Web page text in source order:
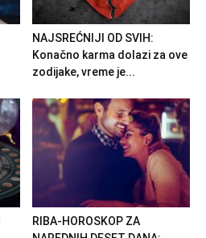
NAJSREĆNIJI OD SVIH:
Konačno karma dolazi za ove
zodijake, vreme je...
RIBA-HOROSKOP ZA